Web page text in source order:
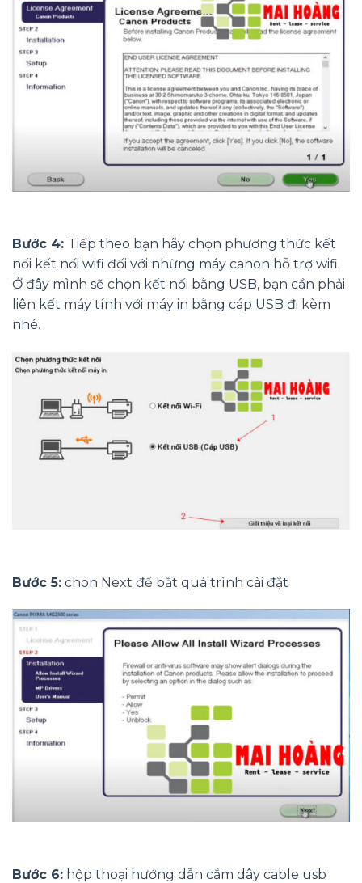
Bước 4: Tiếp theo bạn hãy chọn phương thức kết
nối kết nối wifi đối với những máy canon hỗ trợ wifi.
Ở đây mình sẽ chọn kết nối bằng USB, bạn cần phải
liên kết máy tính với máy in bằng cáp USB đi kèm
nhé.
Bước 5: chon Next để bắt quá trình cài đặt
Bước 6: hộp thoại hướng dẫn cắm dây cable usb